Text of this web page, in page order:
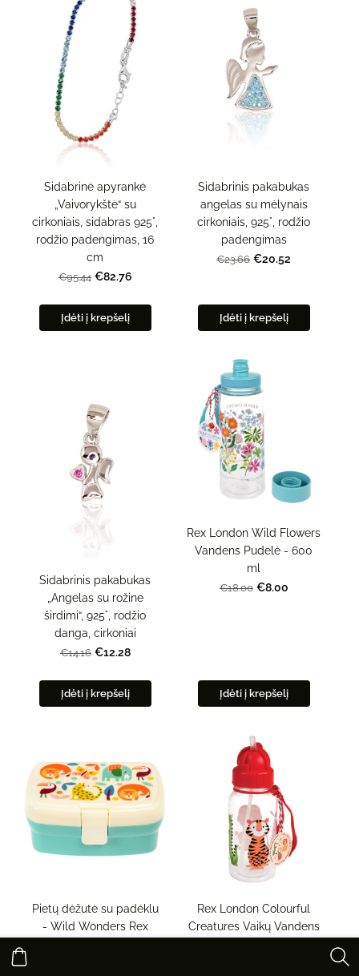
Sidabrinė apyrankė
„Vaivorykštė“ su
cirkoniais, sidabras 925°,
rodžio padengimas, 16
cm
€95.44 €82.76
Įdėti į krepšelį
Sidabrinis pakabukas
angelas su mėlynais
cirkoniais, 925°, rodžio
padengimas
€23.66 €20.52
Įdėti į krepšelį
Sidabrinis pakabukas
„Angelas su rožine
širdimi“, 925°, rodžio
danga, cirkoniai
€14.16 €12.28
Įdėti į krepšelį
Rex London Wild Flowers
Vandens Pudelė - 600
ml
€18.00 €8.00
Įdėti į krepšelį
Pietų dėžutė su padėklu
- Wild Wonders Rex
Rex London Colourful
Creatures Vaikų Vandens